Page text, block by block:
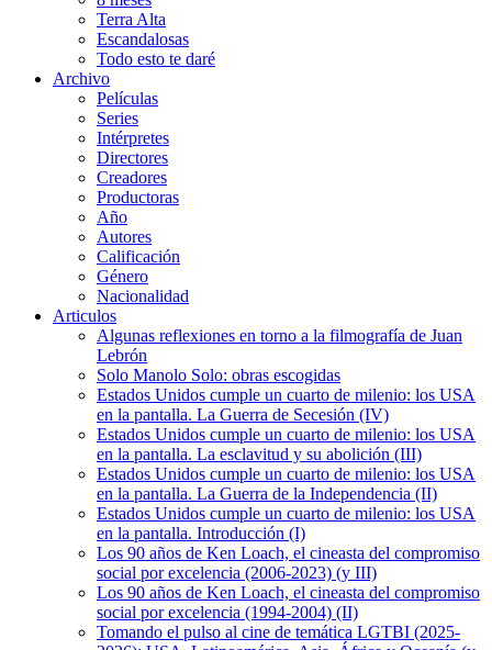
Terra Alta
Escandalosas
Todo esto te daré
Archivo
Películas
Series
Intérpretes
Directores
Creadores
Productoras
Año
Autores
Calificación
Género
Nacionalidad
Articulos
Algunas reflexiones en torno a la filmografía de Juan
Lebrón
Solo Manolo Solo: obras escogidas
Estados Unidos cumple un cuarto de milenio: los USA
en la pantalla. La Guerra de Secesión (IV)
Estados Unidos cumple un cuarto de milenio: los USA
en la pantalla. La esclavitud y su abolición (III)
Estados Unidos cumple un cuarto de milenio: los USA
en la pantalla. La Guerra de la Independencia (II)
Estados Unidos cumple un cuarto de milenio: los USA
en la pantalla. Introducción (I)
Los 90 años de Ken Loach, el cineasta del compromiso
social por excelencia (2006-2023) (y III)
Los 90 años de Ken Loach, el cineasta del compromiso
social por excelencia (1994-2004) (II)
Tomando el pulso al cine de temática LGTBI (2025-